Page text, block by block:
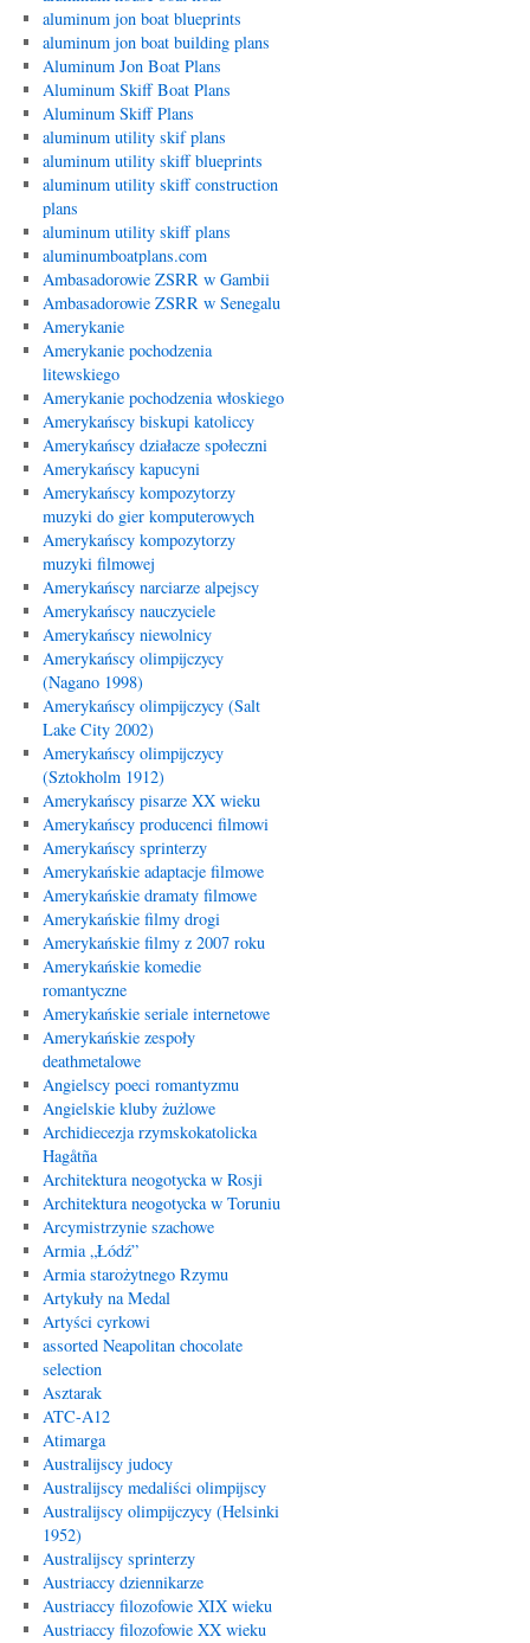
aluminum jon boat blueprints
aluminum jon boat building plans
Aluminum Jon Boat Plans
Aluminum Skiff Boat Plans
Aluminum Skiff Plans
aluminum utility skif plans
aluminum utility skiff blueprints
aluminum utility skiff construction
plans
aluminum utility skiff plans
aluminumboatplans.com
Ambasadorowie ZSRR w Gambii
Ambasadorowie ZSRR w Senegalu
Amerykanie
Amerykanie pochodzenia
litewskiego
Amerykanie pochodzenia włoskiego
Amerykańscy biskupi katoliccy
Amerykańscy działacze społeczni
Amerykańscy kapucyni
Amerykańscy kompozytorzy
muzyki do gier komputerowych
Amerykańscy kompozytorzy
muzyki filmowej
Amerykańscy narciarze alpejscy
Amerykańscy nauczyciele
Amerykańscy niewolnicy
Amerykańscy olimpijczycy
(Nagano 1998)
Amerykańscy olimpijczycy (Salt
Lake City 2002)
Amerykańscy olimpijczycy
(Sztokholm 1912)
Amerykańscy pisarze XX wieku
Amerykańscy producenci filmowi
Amerykańscy sprinterzy
Amerykańskie adaptacje filmowe
Amerykańskie dramaty filmowe
Amerykańskie filmy drogi
Amerykańskie filmy z 2007 roku
Amerykańskie komedie
romantyczne
Amerykańskie seriale internetowe
Amerykańskie zespoły
deathmetalowe
Angielscy poeci romantyzmu
Angielskie kluby żużlowe
Archidiecezja rzymskokatolicka
Hagåtña
Architektura neogotycka w Rosji
Architektura neogotycka w Toruniu
Arcymistrzynie szachowe
Armia „Łódź”
Armia starożytnego Rzymu
Artykuły na Medal
Artyści cyrkowi
assorted Neapolitan chocolate
selection
Asztarak
ATC-A12
Atimarga
Australijscy judocy
Australijscy medaliści olimpijscy
Australijscy olimpijczycy (Helsinki
1952)
Australijscy sprinterzy
Austriaccy dziennikarze
Austriaccy filozofowie XIX wieku
Austriaccy filozofowie XX wieku